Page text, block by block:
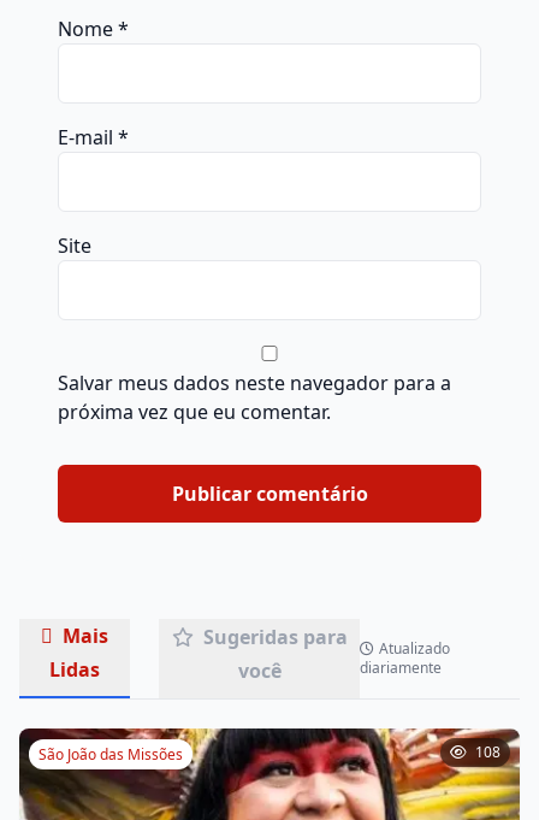
Nome*
E-mail *
Site
Salvar meus dados neste navegador para a
próxima vez que eu comentar.
Mais
Lidas
Sugeridas para
você
Atualizado
diariamente
São João das Missões 108